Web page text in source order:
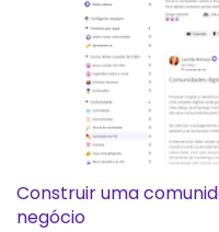
Construir uma
negócio